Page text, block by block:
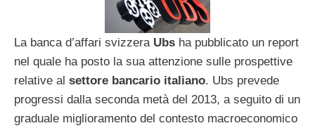
La banca d’affari svizzera Ubs ha pubblicato un report
nel quale ha posto la sua attenzione sulle prospettive
relative al settore bancario italiano. Ubs prevede
progressi dalla seconda metà del 2013, a seguito di un
graduale miglioramento del contesto macroeconomico